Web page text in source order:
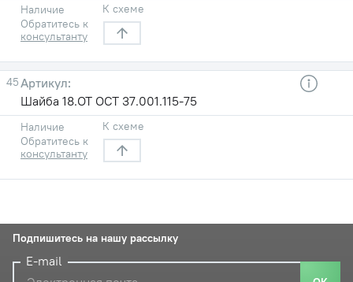
Наличие
Обратитесь к
консультанту
К схеме
45
Шайба 18.ОТ ОСТ 37.001.115-75
Наличие
Обратитесь к
консультанту
К схеме
Подпишитесь на нашу рассылку
E-mail